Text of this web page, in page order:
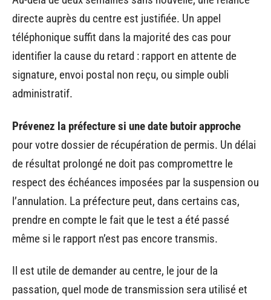
directe auprès du centre est justifiée. Un appel
téléphonique suffit dans la majorité des cas pour
identifier la cause du retard : rapport en attente de
signature, envoi postal non reçu, ou simple oubli
administratif.
Prévenez la préfecture si une date butoir approche
pour votre dossier de récupération de permis. Un délai
de résultat prolongé ne doit pas compromettre le
respect des échéances imposées par la suspension ou
l’annulation. La préfecture peut, dans certains cas,
prendre en compte le fait que le test a été passé
même si le rapport n’est pas encore transmis.
Il est utile de demander au centre, le jour de la
passation, quel mode de transmission sera utilisé et